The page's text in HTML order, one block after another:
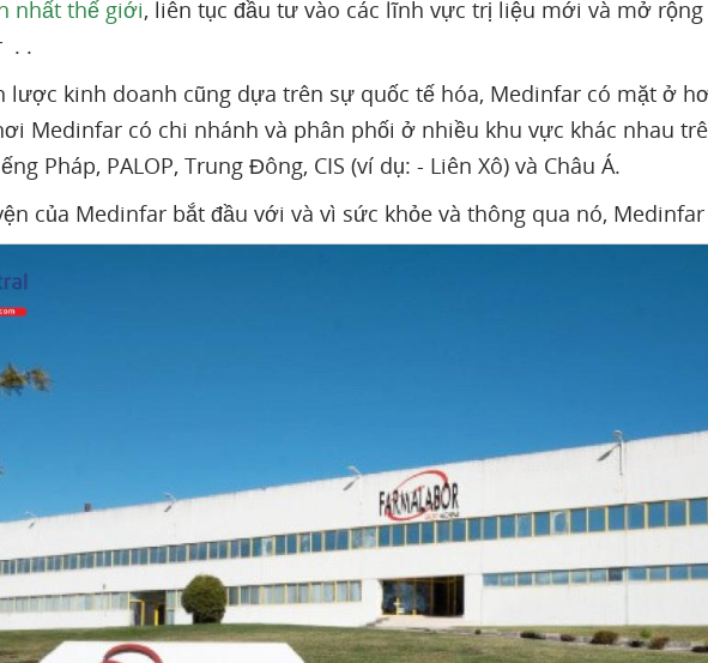
nhất thế giới, liên tục đầu tư vào các lĩnh vực trị liệu mới và mở
. .
lược kinh doanh cũng dựa trên sự quốc tế hóa, Medinfar có mặt ở
Medinfar có chi nhánh và phân phối ở nhiều khu vực khác nhau
Pháp, PALOP, Trung Đông, CIS (ví dụ: - Liên Xô) và Châu Á.
của Medinfar bắt đầu với và vì sức khỏe và thông qua nó,